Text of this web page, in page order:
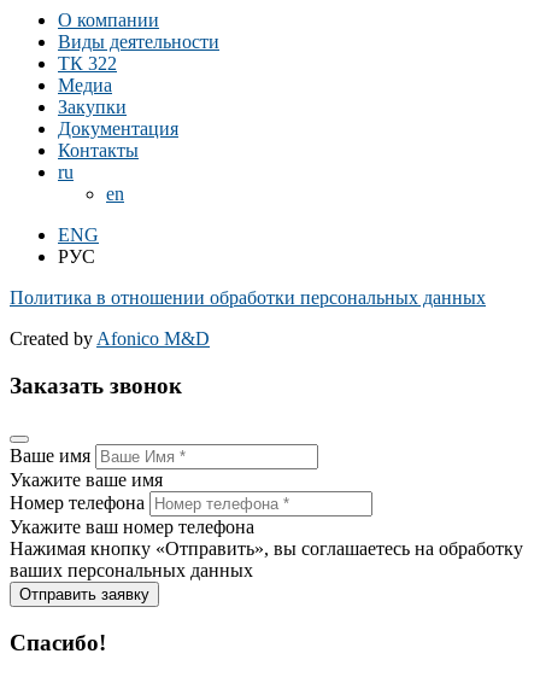
О компании
Виды деятельности
ТК 322
Медиа
Закупки
Документация
Контакты
ru
en
ENG
РУС
Политика в отношении обработки персональных данных
Created byAfonico M&D
Заказать звонок
Ваше имя
Укажите ваше имя
Номер телефона
Укажите ваш номер телефона
Нажимая кнопку «Отправить», вы соглашаетесь на обработку
ваших персональных данных
Отправить заявку
Спасибо!